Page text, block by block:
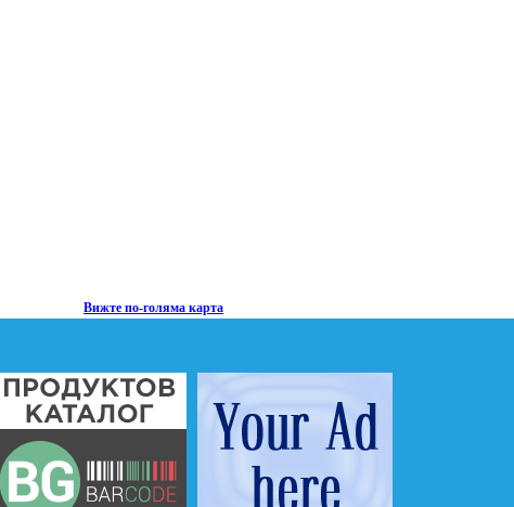
Вижте по-голяма карта